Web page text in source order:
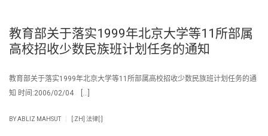
教育部关于落实1999年北京大学等11所部属
高校招收少数民族班计划任务的通知
教育部关于落实1999年北京大学等11所部属高校招收少数民族班计划任务的通
知 时间:2006/02/04 […]
BYABLIZ MAHSUT [:ZH] 法律[:]